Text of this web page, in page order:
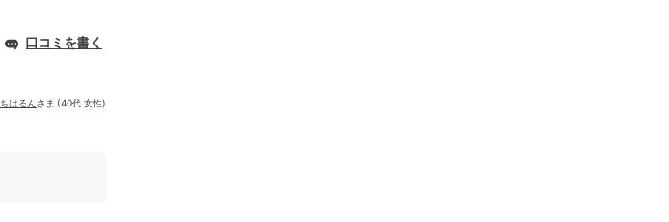
口コミを書く
ちはるん さま (40代 女性)